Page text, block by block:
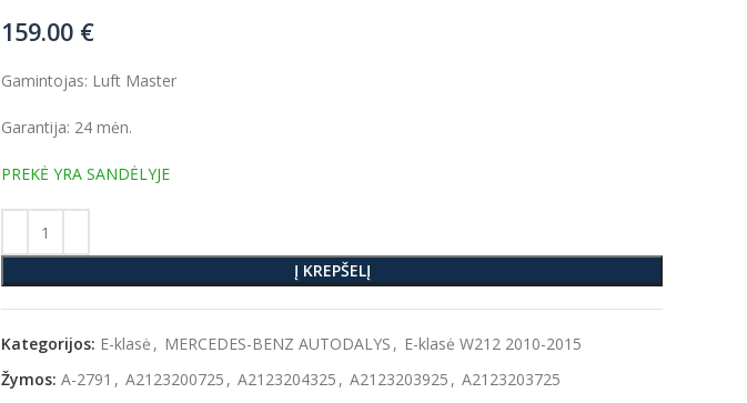
159.00 €
Gamintojas: Luft Master
Garantija: 24 mėn.
PREKĖ YRA SANDĖLYJE
Į KREPŠELĮ
Kategorijos: E-klasė , MERCEDES-BENZ AUTODALYS , E-klasė W212 2010-2015
Žymos: A-2791 , A2123200725 , A2123204325 , A2123203925 , A2123203725